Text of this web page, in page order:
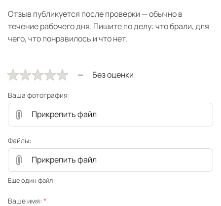
Отзыв публикуется после проверки — обычно в
течение рабочего дня. Пишите по делу: что брали, для
чего, что понравилось и что нет.
Без оценки
Ваша фотография:
Прикрепить файл
Файлы:
Прикрепить файл
Еще один файл
Ваше имя: *